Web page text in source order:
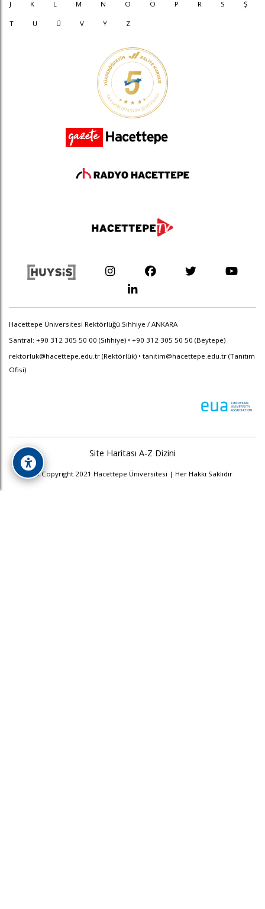
J K L M N O Ö P R S Ş
T U Ü V Y Z
Hacettepe Üniversitesi Rektörlüğü Sıhhiye / ANKARA
Santral: +90 312 305 50 00 (Sıhhiye) • +90 312 305 50 50 (Beytepe)
rektorluk@hacettepe.edu.tr (Rektörlük) • tanitim@hacettepe.edu.tr (Tanıtım
Ofisi)
Site Haritası A-Z Dizini
© Copyright 2021 Hacettepe Üniversitesi | Her Hakkı Saklıdır